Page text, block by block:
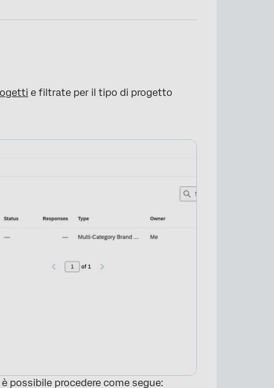
e filtrate per il tipo di progetto
possibile procedere come segue: